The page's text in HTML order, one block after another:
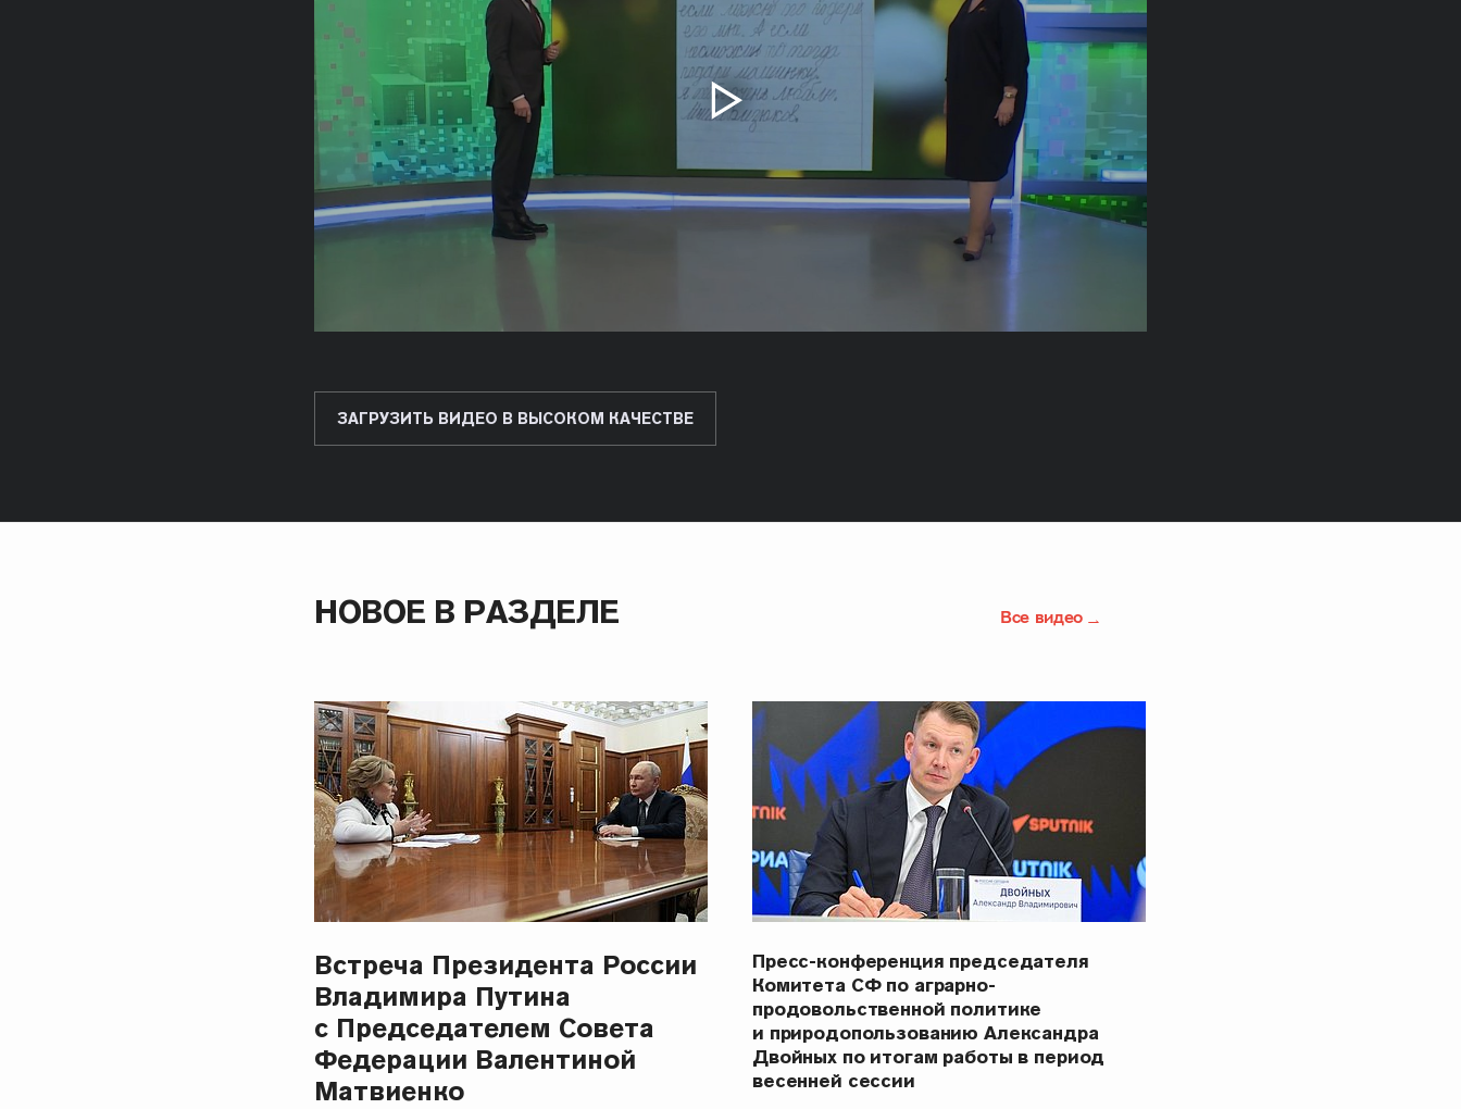
ЗАГРУЗИТЬ ВИДЕО В ВЫСОКОМ КАЧЕСТВЕ
НОВОЕ В РАЗДЕЛЕ Все видео
Встреча Президента России
Владимира Путина
с Председателем Совета
Федерации Валентиной
Матвиенко
Пресс-конференция председателя
Комитета СФ по аграрно-
продовольственной политике
и природопользованию Александра
Двойных по итогам работы в период
весенней сессии